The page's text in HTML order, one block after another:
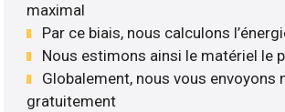
maximal
Par ce biais, nous calculons
Nous estimons ainsi le matériel le
Globalement, nous vous envoyons
gratuitement